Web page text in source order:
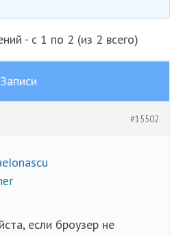
- с 1 по 2 (из 2 всего)
Записи
#15502
если броузер не